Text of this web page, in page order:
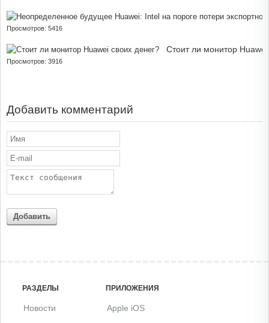
Просмотров: 5416
Стоит ли монитор Huawei
Просмотров: 3916
Добавить комментарий
Добавить
РАЗДЕЛЫ
Новости
ПРИЛОЖЕНИЯ
Apple iOS